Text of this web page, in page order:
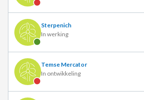
Sterpenich
In werking
Temse Mercator
In ontwikkeling